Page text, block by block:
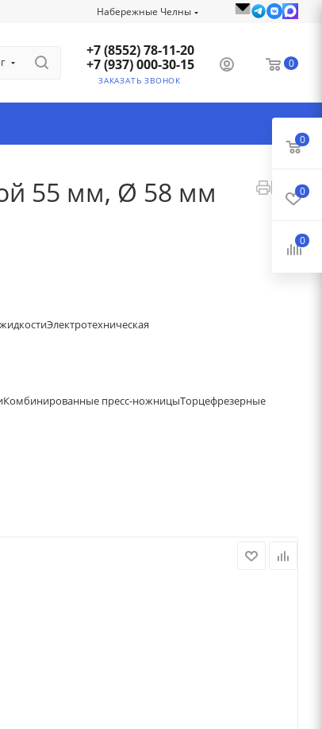
Набережные Челны
+7 (8552) 78-11-20
+7 (937) 000-30-15
ЗАКАЗАТЬ ЗВОНОК
0
55 мм, Ø 58 мм
Электротехническая
Комбинированные пресс-ножницыТорцефрезерные
0
0
0